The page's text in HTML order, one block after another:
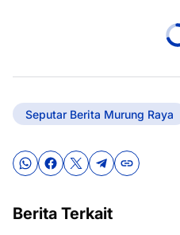
Seputar Berita Murung Raya
Berita Terkait